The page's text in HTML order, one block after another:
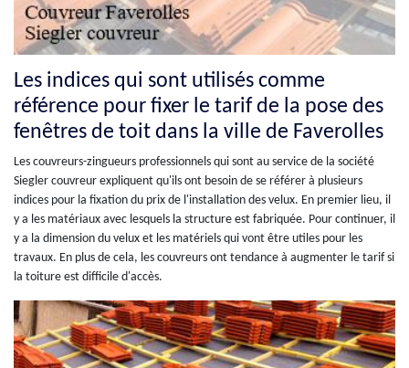
Les indices qui sont utilisés comme
référence pour fixer le tarif de la pose des
fenêtres de toit dans la ville de Faverolles
Les couvreurs-zingueurs professionnels qui sont au service de la société
Siegler couvreur expliquent qu'ils ont besoin de se référer à plusieurs
indices pour la fixation du prix de l'installation des velux. En premier lieu, il
y a les matériaux avec lesquels la structure est fabriquée. Pour continuer, il
y a la dimension du velux et les matériels qui vont être utiles pour les
travaux. En plus de cela, les couvreurs ont tendance à augmenter le tarif si
la toiture est difficile d'accès.